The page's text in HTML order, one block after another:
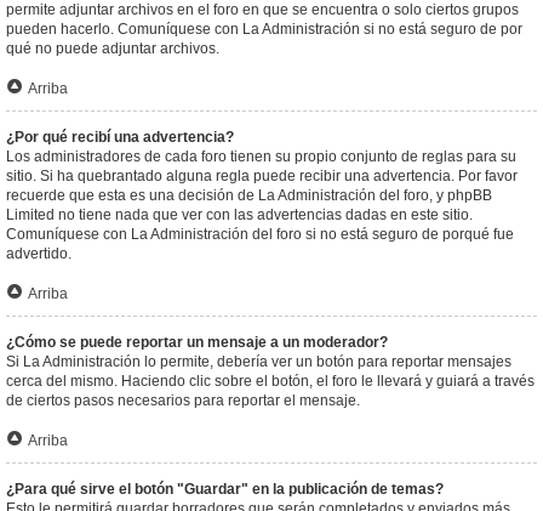
permite adjuntar archivos en el foro en que se encuentra o solo ciertos grupos
pueden hacerlo. Comuníquese con La Administración si no está seguro de por
qué no puede adjuntar archivos.
Arriba
¿Por qué recibí una advertencia?
Los administradores de cada foro tienen su propio conjunto de reglas para su
sitio. Si ha quebrantado alguna regla puede recibir una advertencia. Por favor
recuerde que esta es una decisión de La Administración del foro, y phpBB
Limited no tiene nada que ver con las advertencias dadas en este sitio.
Comuníquese con La Administración del foro si no está seguro de porqué fue
advertido.
Arriba
¿Cómo se puede reportar un mensaje a un moderador?
Si La Administración lo permite, debería ver un botón para reportar mensajes
cerca del mismo. Haciendo clic sobre el botón, el foro le llevará y guiará a través
de ciertos pasos necesarios para reportar el mensaje.
Arriba
¿Para qué sirve el botón "Guardar" en la publicación de temas?